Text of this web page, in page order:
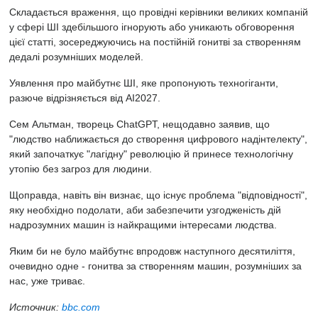
Складається враження, що провідні керівники великих компаній
у сфері ШІ здебільшого ігнорують або уникають обговорення
цієї статті, зосереджуючись на постійній гонитві за створенням
дедалі розумніших моделей.
Уявлення про майбутнє ШІ, яке пропонують техногіганти,
разюче відрізняється від AI2027.
Сем Альтман, творець ChatGPT, нещодавно заявив, що
"людство наближається до створення цифрового надінтелекту",
який започаткує "лагідну" революцію й принесе технологічну
утопію без загроз для людини.
Щоправда, навіть він визнає, що існує проблема "відповідності",
яку необхідно подолати, аби забезпечити узгодженість дій
надрозумних машин із найкращими інтересами людства.
Яким би не було майбутнє впродовж наступного десятиліття,
очевидно одне - гонитва за створенням машин, розумніших за
нас, уже триває.
Источник: bbc.com